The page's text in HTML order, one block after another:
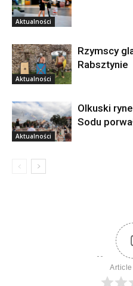
Aktualności
Aktualności
Rzymscy
Rabsztynie
Aktualności
Olkuski
Sodu